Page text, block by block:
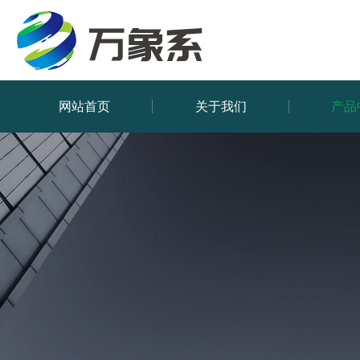
网站首页 关于我们 产品